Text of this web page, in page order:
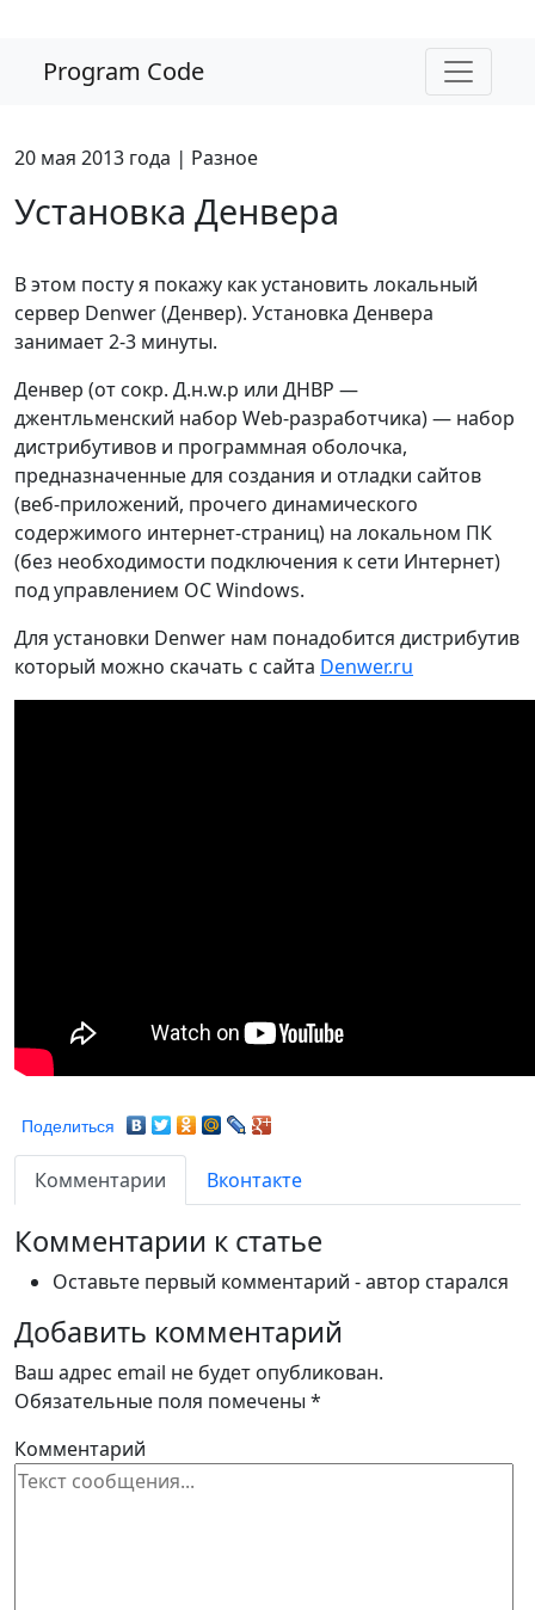
Program Code
20 мая 2013 года | Разное
Установка Денвера
В этом посту я покажу как установить локальный
сервер Denwer (Денвер). Установка Денвера
занимает 2-3 минуты.
Денвер (от сокр. Д.н.w.р или ДНВР —
джентльменский набор Web-разработчика) — набор
дистрибутивов и программная оболочка,
предназначенные для создания и отладки сайтов
(веб-приложений, прочего динамического
содержимого интернет-страниц) на локальном ПК
(без необходимости подключения к сети Интернет)
под управлением ОС Windows.
Для установки Denwer нам понадобится дистрибутив
который можно скачать с сайта Denwer.ru
Поделиться
Комментарии Вконтакте
Комментарии к статье
Оставьте первый комментарий - автор старался
Добавить комментарий
Ваш адрес email не будет опубликован.
Обязательные поля помечены *
Комментарий